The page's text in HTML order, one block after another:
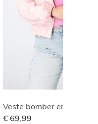
Veste bomber en
€ 69,99